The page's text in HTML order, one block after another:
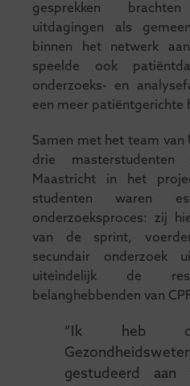
gesprekken
uitdagingen als
binnen het netwerk
speelde ook
onderzoeks- en
een meer patiëntgerichte
Samen met het team
drie
Maastricht in het
studenten waren
onderzoeksproces: zij
van de sprint,
secundair onderzoek
uiteindelijk de
belanghebbenden van
“Ik heb
gestudeerd aan